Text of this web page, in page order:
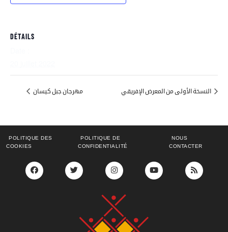
DÉTAILS
مهرجان جبل كيسان
POLITIQUE DES
COOKIES
POLITIQUE DE
CONFIDENTIALITÉ
NOUS
CONTACTER